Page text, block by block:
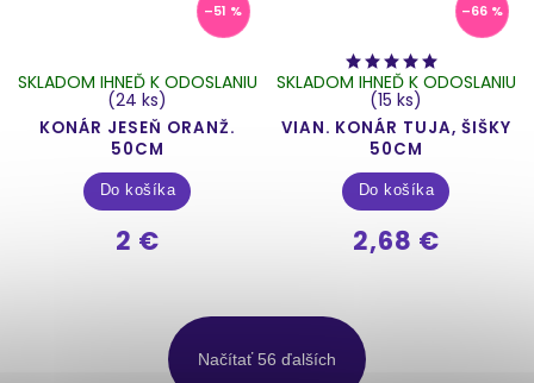
–51 %
KONÁR JESEŇ ORANŽ.
50CM
SKLADOM IHNEĎ K ODOSLANIU
(24 ks)
2 €
Do košíka
–66 %
VIAN. KONÁR TUJA, ŠIŠKY
50CM
SKLADOM IHNEĎ K ODOSLANIU
(15 ks)
2,68 €
Do košíka
Načítať 56 ďalších